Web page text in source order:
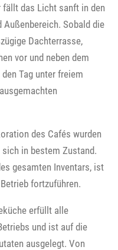
fällt das Licht sanft in den
Außenbereich. Sobald die
Dachterrasse,
vor und neben dem
Tag unter freiem
des Cafés wurden
in bestem Zustand.
gesamten Inventars, ist
fortzuführen.
erfüllt alle
und ist auf die
ausgelegt. Von